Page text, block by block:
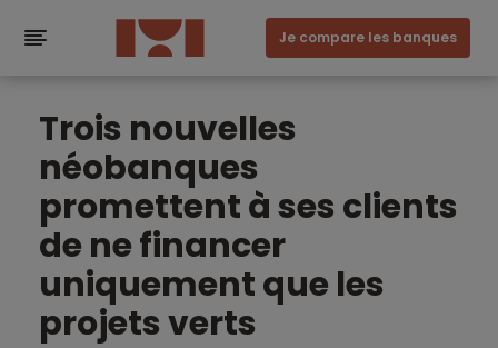
Je compare les banques
Trois nouvelles
néobanques
promettent à ses clients
de ne financer
uniquement que les
projets verts